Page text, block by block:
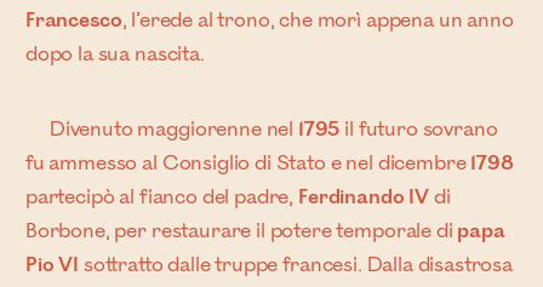
Francesco, l’erede al trono, che morì appena un anno
dopo la sua nascita.
Divenuto maggiorenne nel 1795 il futuro sovrano
fu ammesso al Consiglio di Stato e nel dicembre 1798
partecipò al fianco del padre, Ferdinando IVdi
Borbone, per restaurare il potere temporale di papa
Pio VI sottratto dalle truppe francesi. Dalla disastrosa